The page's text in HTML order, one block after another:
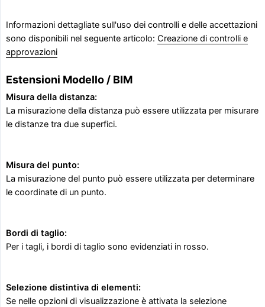
Informazioni dettagliate sull'uso dei controlli e delle accettazioni
sono disponibili nel seguente articolo: Creazione di controlli e
approvazioni
Estensioni Modello / BIM
Misura della distanza:
La misurazione della distanza può essere utilizzata per misurare
le distanze tra due superfici.
Misura del punto:
La misurazione del punto può essere utilizzata per determinare
le coordinate di un punto.
Bordi di taglio:
Per i tagli, i bordi di taglio sono evidenziati in rosso.
Selezione distintiva di elementi:
Se nelle opzioni di visualizzazione è attivata la selezione